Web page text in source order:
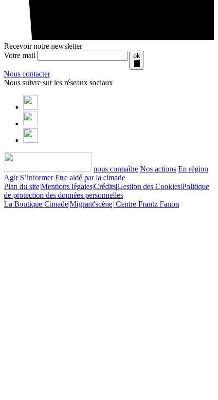
Recevoir notre newsletter
Votre mail
ok
Nous contacter
Nous suivre sur les réseaux sociaux
nous connaître Nos actions En région
Agir S’informer Etre aidé par la cimade
Plan du site|Mentions légales|Crédits|Gestion des Cookies|Politique
de protection des données personnelles
La Boutique Cimade|Migrant'scène| Centre Frantz Fanon